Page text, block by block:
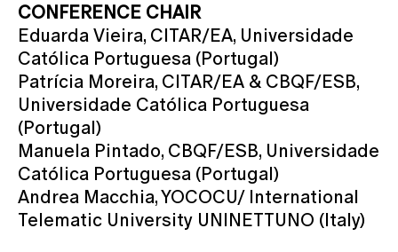
CONFERENCE CHAIR
Eduarda Vieira, CITAR/EA, Universidade
Católica Portuguesa (Portugal)
Patrícia Moreira, CITAR/EA & CBQF/ESB,
Universidade Católica Portuguesa
(Portugal)
Manuela Pintado, CBQF/ESB, Universidade
Católica Portuguesa (Portugal)
Andrea Macchia, YOCOCU/ International
Telematic University UNINETTUNO (Italy)